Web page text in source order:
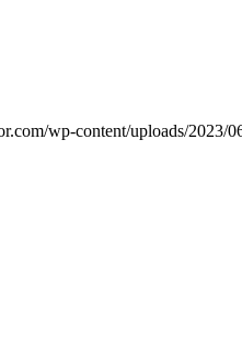
wp-content/uploads/2023/